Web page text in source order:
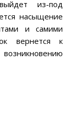
из-под
насыщение
и самими
вернется к